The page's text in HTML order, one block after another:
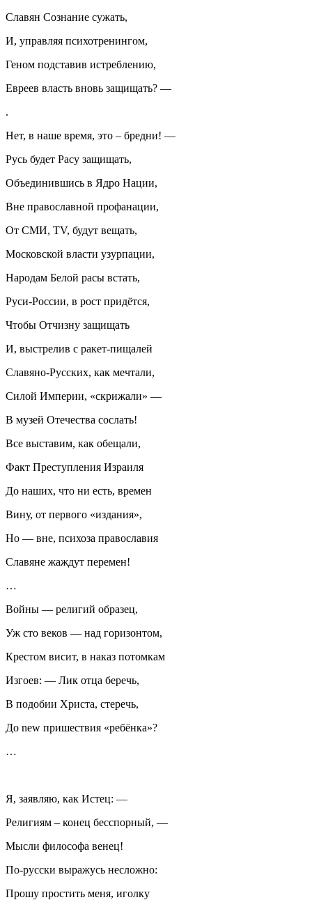
Славян Сознание сужать,
И, управляя психотренингом,
Геном подставив истреблению,
Евреев власть вновь защищать? —
.
Нет, в наше время, это – бредни! —
Русь будет Расу защищать,
Объединившись в Ядро Нации,
Вне православной профанации,
От СМИ, TV, будут вещать,
Московской власти узурпации,
Народам Белой расы встать,
Руси-России, в рост придётся,
Чтобы Отчизну защищать
И, выстрелив с ракет-пищалей
Славяно-Русских, как мечтали,
Силой Империи, «скрижали» —
В музей Отечества сослать!
Все выставим, как обещали,
Факт Преступления Израиля
До наших, что ни есть, времен
Вину, от первого «издания»,
Но — вне, психоза православия
Славяне жаждут перемен!
…
Войны — религий образец,
Уж сто веков — над горизонтом,
Крестом висит, в наказ потомкам
Изгоев: — Лик отца беречь,
В подобии Христа, стеречь,
До new пришествия «ребёнка»?
…
Я, заявляю, как Истец: —
Религиям – конец бесспорный, —
Мысли философа венец!
По-русски выражусь несложно:
Прошу простить меня, иголку